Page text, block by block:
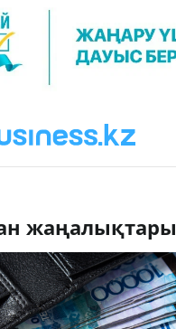
жаңалықтары